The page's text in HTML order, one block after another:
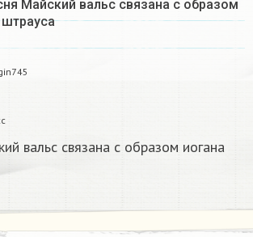
Майский вальс связана с образом
штрауса
вальс связана с образом иогана